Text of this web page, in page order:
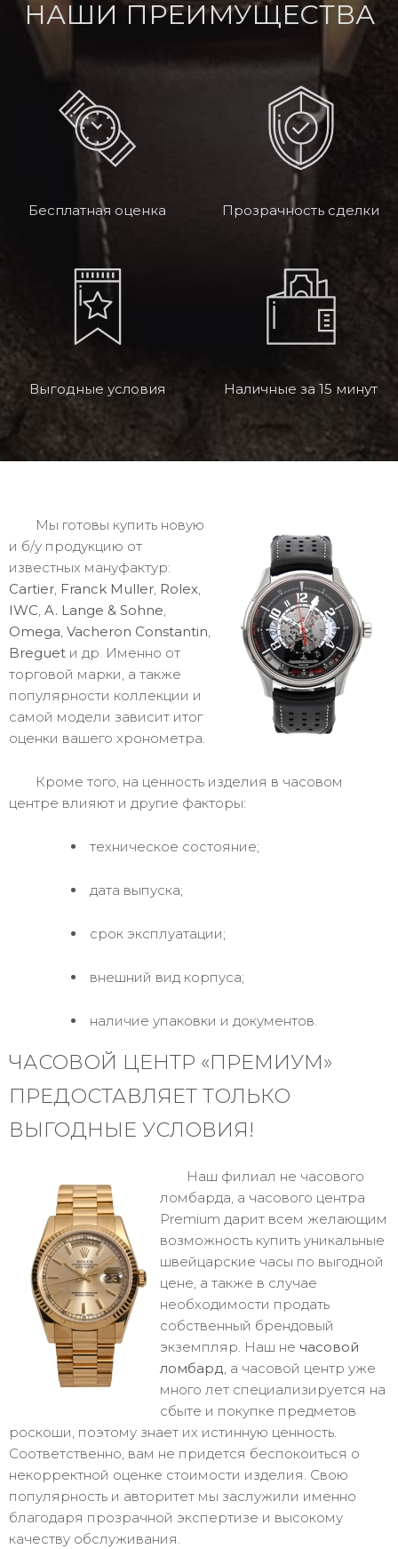
НАШИ ПРЕИМУЩЕСТВА
Бесплатная оценка Прозрачность сделки
Выгодные условия Наличные за 15 минут
Мы готовы купить новую
и б/у продукцию от
известных мануфактур:
Cartier Franck Muller Rolex
IWC A. Lange & Sohne
Omega Vacheron Constantin
Breguet и др. Именно от
торговой марки, а также
популярности коллекции и
самой модели зависит итог
оценки вашего хронометра.
Кроме того, на ценность изделия в часовом
центре влияют и другие факторы:
техническое состояние;
дата выпуска;
срок эксплуатации;
внешний вид корпуса;
наличие упаковки и документов.
ЧАСОВОЙ ЦЕНТР «ПРЕМИУМ»
ПРЕДОСТАВЛЯЕТ ТОЛЬКО
ВЫГОДНЫЕ УСЛОВИЯ!
Наш филиал не часового
ломбарда, а часового центра
Premium дарит всем желающим
возможность купить уникальные
швейцарские часы по выгодной
цене, а также в случае
необходимости продать
собственный брендовый
экземпляр. Наш не часовой
ломбард, а часовой центр уже
много лет специализируется на
сбыте и покупке предметов
роскоши, поэтому знает их истинную ценность.
Соответственно, вам не придется беспокоиться о
некорректной оценке стоимости изделия. Свою
популярность и авторитет мы заслужили именно
благодаря прозрачной экспертизе и высокому
качеству обслуживания.